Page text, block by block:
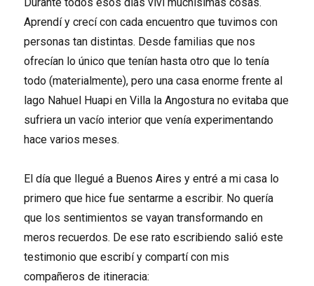
Aprendí y crecí con cada encuentro que tuvimos con
personas tan distintas. Desde familias que nos
ofrecían lo único que tenían hasta otro que lo tenía
todo (materialmente), pero una casa enorme frente al
lago Nahuel Huapi en Villa la Angostura no evitaba que
sufriera un vacío interior que venía experimentando
hace varios meses.
El día que llegué a Buenos Aires y entré a mi casa lo
primero que hice fue sentarme a escribir. No quería
que los sentimientos se vayan transformando en
meros recuerdos. De ese rato escribiendo salió este
testimonio que escribí y compartí con mis
compañeros de itineracia: